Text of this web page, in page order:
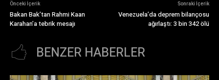
Önceki İçerik
Bakan Bak’tan Rahmi Kaan
Karahan’a tebrik mesajı
Sonraki İçerik
Venezuela’da deprem bilançosu
ağırlaştı: 3 bin 342 ölü
BENZER HABERLER